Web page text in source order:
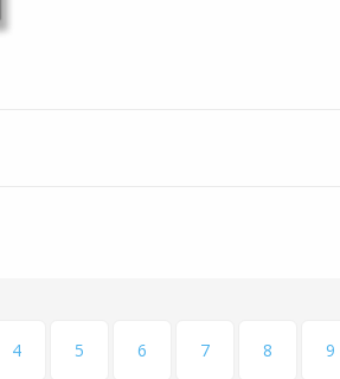
4 5 6 7 8 9